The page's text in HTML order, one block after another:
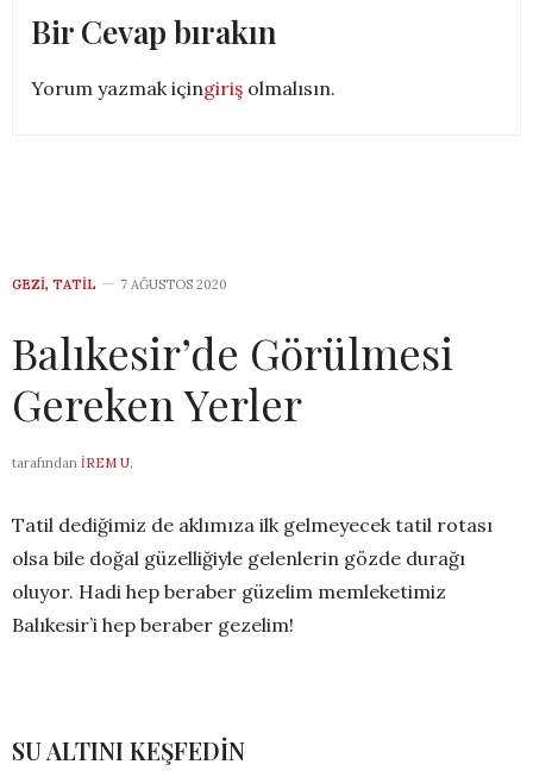
Bir Cevap bırakın
Yorum yazmak içingiriş olmalısın.
GEZI, TATIL 7 AĞUSTOS 2020
Balıkesir’de Görülmesi
Gereken Yerler
tarafından İREM U.
Tatil dediğimiz de aklımıza ilk gelmeyecek tatil rotası
olsa bile doğal güzelliğiyle gelenlerin gözde durağı
oluyor. Hadi hep beraber güzelim memleketimiz
Balıkesir’i hep beraber gezelim!
SU ALTINI KEŞFEDİN